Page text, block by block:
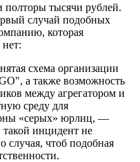
тысячи рублей.
случай подобных
которая
схема организации
а также возможность
между агрегатором и
среду для
«серых» юрлиц, —
инцидент не
случая, чтоб подобная